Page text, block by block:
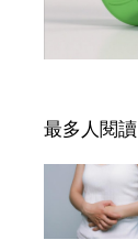
最多人閱讀